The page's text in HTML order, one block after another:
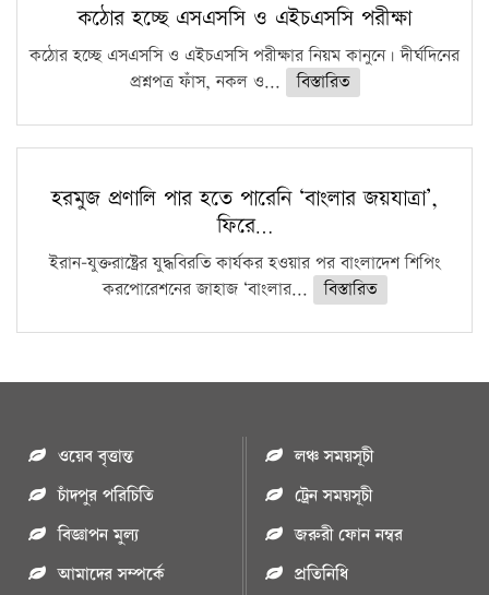
কঠোর হচ্ছে এসএসসি ও এইচএসসি পরীক্ষা
কঠোর হচ্ছে এসএসসি ও এইচএসসি পরীক্ষার নিয়ম কানুনে। দীর্ঘদিনের
প্রশ্নপত্র ফাঁস, নকল ও...
বিস্তারিত
হরমুজ প্রণালি পার হতে পারেনি ‘বাংলার জয়যাত্রা’,
ফিরে…
ইরান-যুক্তরাষ্ট্রের যুদ্ধবিরতি কার্যকর হওয়ার পর বাংলাদেশ শিপিং
করপোরেশনের জাহাজ ‘বাংলার...
বিস্তারিত
ওয়েব বৃত্তান্ত
চাঁদপুর পরিচিতি
বিজ্ঞাপন মুল্য
আমাদের সম্পর্কে
লঞ্চ সময়সূচী
ট্রেন সময়সূচী
জরুরী ফোন নম্বর
প্রতিনিধি